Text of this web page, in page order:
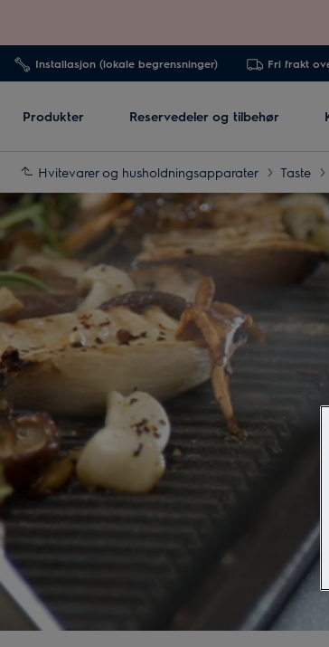
Installasjon (lokale begrensninger) Fri frakt
Produkter Reservedeler og tilbehør
Hvitevarer og husholdningsapparater Taste